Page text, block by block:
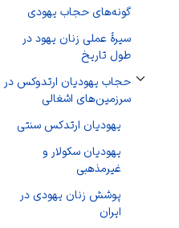
گونه‌‌های حجاب یهودی
سیرۀ عملی زنان یهود در
طول تاریخ
حجاب یهودیان ارتدوکس در
سرزمین‌های اشغالی
تغییر وضعیت زیربخش‌های حجاب
یهودیان ارتدکس سنتی
یهودیان سکولار و
غیرمذهبی
پوشش زنان یهودی در
ایران